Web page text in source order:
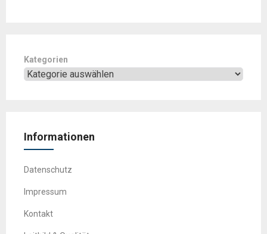
Kategorien
Informationen
Datenschutz
Impressum
Kontakt